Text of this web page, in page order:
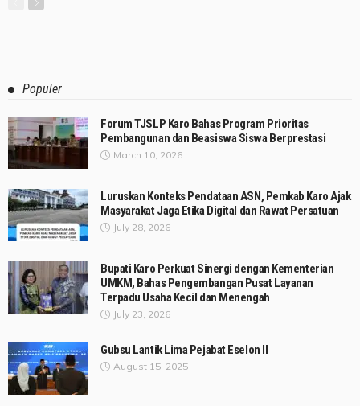
Populer
Forum TJSLP Karo Bahas Program Prioritas
Pembangunan dan Beasiswa Siswa Berprestasi
March 10, 2026
Luruskan Konteks Pendataan ASN, Pemkab Karo Ajak
Masyarakat Jaga Etika Digital dan Rawat Persatuan
July 28, 2026
Bupati Karo Perkuat Sinergi dengan Kementerian
UMKM, Bahas Pengembangan Pusat Layanan
Terpadu Usaha Kecil dan Menengah
July 23, 2026
Gubsu Lantik Lima Pejabat Eselon II
August 15, 2025